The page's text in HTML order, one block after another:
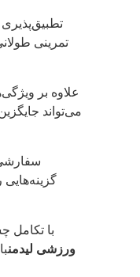
تمرینی
علاوه بر
می‌تواند
با تکامل
ورزشی لیدمن